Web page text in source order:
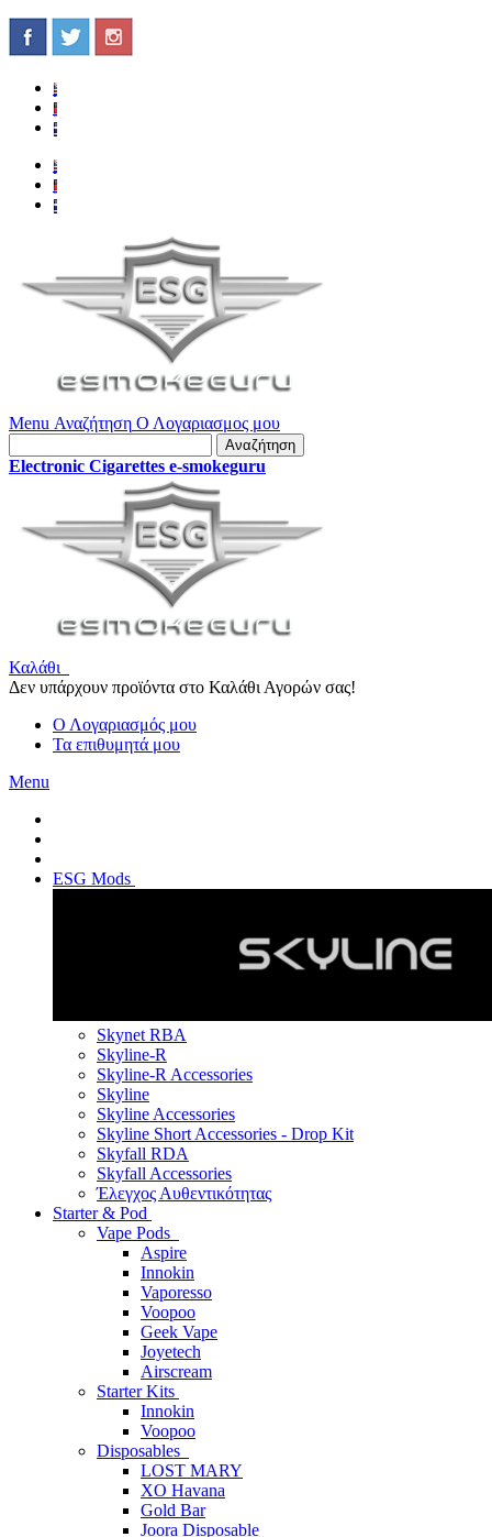
Menu Αναζήτηση Ο Λογαριασμος μου
Αναζήτηση
Electronic Cigarettes e-smokeguru
Καλάθι
Δεν υπάρχουν προϊόντα στο Καλάθι Αγορών σας!
Ο Λογαριασμός μου
Τα επιθυμητά μου
Menu
ESG Mods
Skynet RBA
Skyline-R
Skyline-R Accessories
Skyline
Skyline Accessories
Skyline Short Accessories - Drop Kit
Skyfall RDA
Skyfall Accessories
Έλεγχος Αυθεντικότητας
Starter & Pod
Vape Pods
Aspire
Innokin
Vaporesso
Voopoo
Geek Vape
Joyetech
Airscream
Starter Kits
Innokin
Voopoo
Disposables
LOST MARY
XO Havana
Gold Bar
Joora Disposable